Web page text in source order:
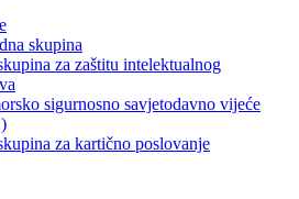
skupina
za zaštitu intelektualnog
sigurnosno savjetodavno vijeće
za kartično poslovanje